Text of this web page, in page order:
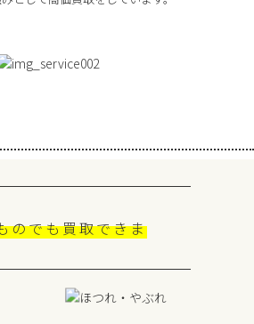
のでも買取できま